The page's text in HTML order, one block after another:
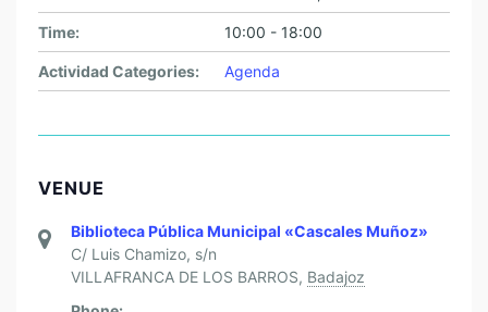
Time: 10:00 - 18:00
Actividad Categories: Agenda
VENUE
Biblioteca Pública Municipal «Cascales Muñoz»
C/ Luis Chamizo, s/n
VILLAFRANCA DE LOS BARROS, Badajoz